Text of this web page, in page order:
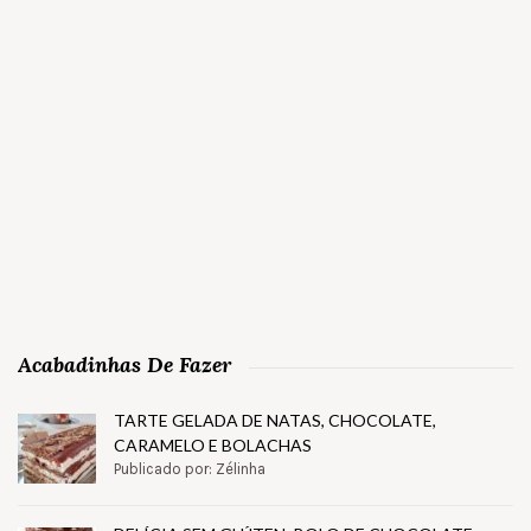
Acabadinhas De Fazer
TARTE GELADA DE NATAS, CHOCOLATE,
CARAMELO E BOLACHAS
Publicado por: Zélinha